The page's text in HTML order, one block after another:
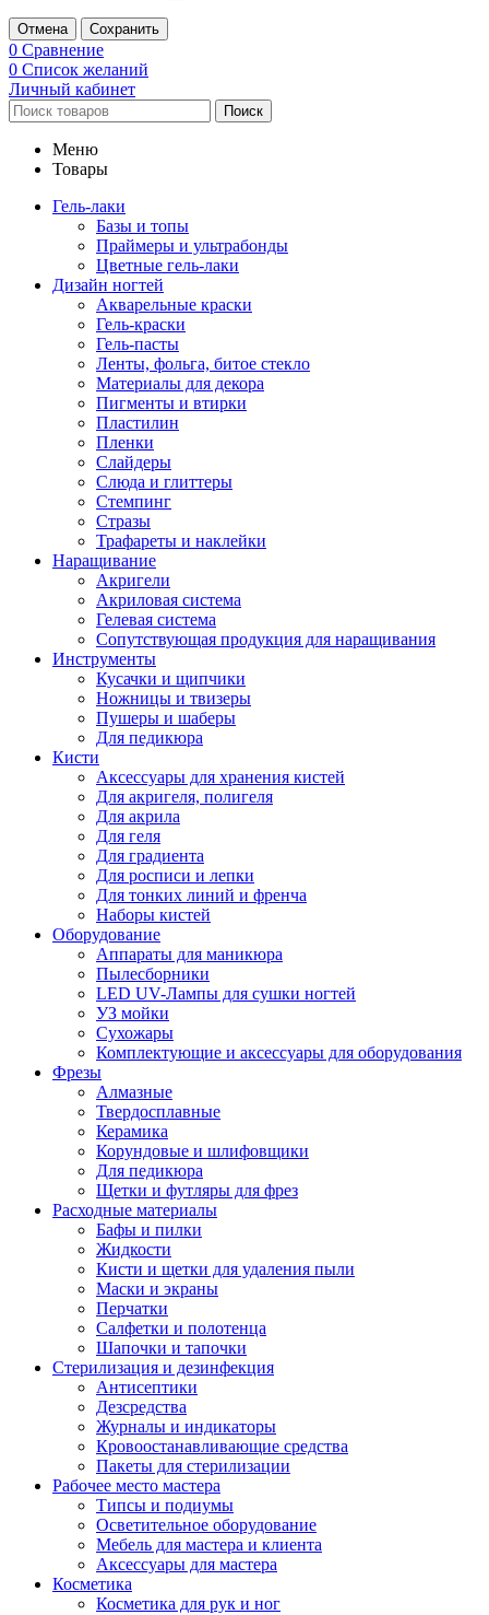
Отмена Сохранить
0 Сравнение
0 Список желаний
Личный кабинет
Поиск
Меню
Товары
Гель-лаки
Базы и топы
Праймеры и ультрабонды
Цветные гель-лаки
Дизайн ногтей
Акварельные краски
Гель-краски
Гель-пасты
Ленты, фольга, битое стекло
Материалы для декора
Пигменты и втирки
Пластилин
Пленки
Слайдеры
Слюда и глиттеры
Стемпинг
Стразы
Трафареты и наклейки
Наращивание
Акригели
Акриловая система
Гелевая система
Сопутствующая продукция для наращивания
Инструменты
Кусачки и щипчики
Ножницы и твизеры
Пушеры и шаберы
Для педикюра
Кисти
Аксессуары для хранения кистей
Для акригеля, полигеля
Для акрила
Для геля
Для градиента
Для росписи и лепки
Для тонких линий и френча
Наборы кистей
Оборудование
Аппараты для маникюра
Пылесборники
LED UV-Лампы для сушки ногтей
УЗ мойки
Сухожары
Комплектующие и аксессуары для оборудования
Фрезы
Алмазные
Твердосплавные
Керамика
Корундовые и шлифовщики
Для педикюра
Щетки и футляры для фрез
Расходные материалы
Бафы и пилки
Жидкости
Кисти и щетки для удаления пыли
Маски и экраны
Перчатки
Салфетки и полотенца
Шапочки и тапочки
Стерилизация и дезинфекция
Антисептики
Дезсредства
Журналы и индикаторы
Кровоостанавливающие средства
Пакеты для стерилизации
Рабочее место мастера
Типсы и подиумы
Осветительное оборудование
Мебель для мастера и клиента
Аксессуары для мастера
Косметика
Косметика для рук и ног